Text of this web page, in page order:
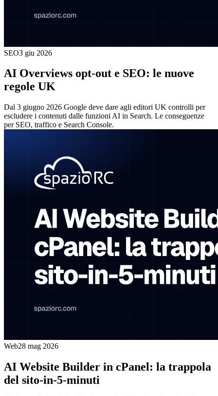
SEO3 giu 2026
AI Overviews opt-out e SEO: le nuove
regole UK
Dal 3 giugno 2026 Google deve dare agli editori UK controlli per
escludere i contenuti dalle funzioni AI in Search. Le conseguenze
per SEO, traffico e Search Console.
Web28 mag 2026
AI Website Builder in cPanel: la trappola
del sito-in-5-minuti